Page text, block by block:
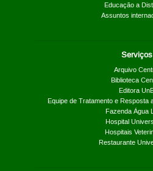
Educação a
Assuntos
Serviços
Arquivo
Biblioteca
Editora
Equipe de Tratamento e Resposta
Fazenda Água
Hospital
Hospitais
Restaurante